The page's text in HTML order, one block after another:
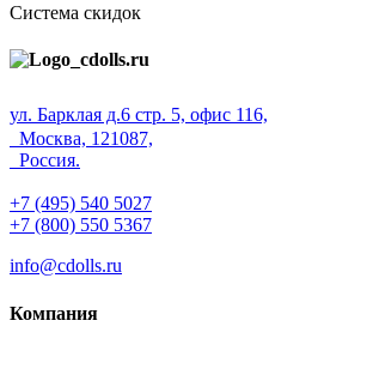
Система скидок
ул. Барклая д.6 стр. 5, офис 116,
Москва, 121087,
Россия.
+7 (495) 540 5027
+7 (800) 550 5367
info@cdolls.ru
Компания